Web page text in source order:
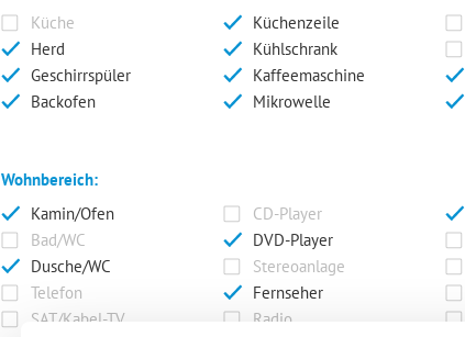
Küche
Küchenzeile
Herd
Kühlschrank
Geschirrspüler
Kaffeemaschine
Backofen
Mikrowelle
Wohnbereich:
Kamin/Ofen
CD-Player
Bad/WC
DVD-Player
Dusche/WC
Stereoanlage
Telefon
Fernseher
SAT/Kabel-TV
Radio